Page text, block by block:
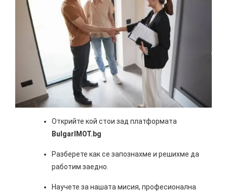
Открийте кой стои зад платформата
BulgarIMOT.bg
Разберете как се запознахме и решихме да
работим заедно.
Научете за нашата мисия, професионална